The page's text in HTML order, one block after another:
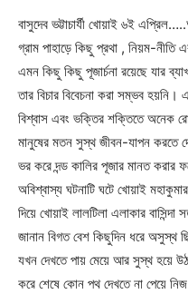
বাসুদেব ভট্টাচার্যী খোয়াই ৬ই
গ্রাম পাহাড়ে কিছু প্রথা , নিয়ম-নীতি
এমন কিছু কিছু পূজার্চনা রয়েছে যার
তার বিচার বিবেচনা করা সম্ভব
বিশ্বাস এবং ভক্তির শক্তিতে অনেক
মানুষের মতন সুস্থ জীবন-যাপন করতে
ভর করে দন্ড কালির পূজার মানত
অবিশ্বাস্য ঘটনাটি ঘটে খোয়াই
দিয়ে খোয়াই লালটিলা এলাকার
জানান বিগত বেশ কিছুদিন ধরে অসুস্থ
যখন দেখতে পায় মেয়ে আর সুস্থ হয়ে
করে শেষে কোন পথ দেখতে না পেয়ে